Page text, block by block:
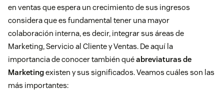
en ventas que espera un crecimiento de sus ingresos
considera que es fundamental tener una mayor
colaboración interna, es decir, integrar sus áreas de
Marketing, Servicio al Cliente y Ventas. De aquí la
importancia de conocer también quéabreviaturas de
Marketingexisten y sus significados. Veamos cuáles son las
más importantes: